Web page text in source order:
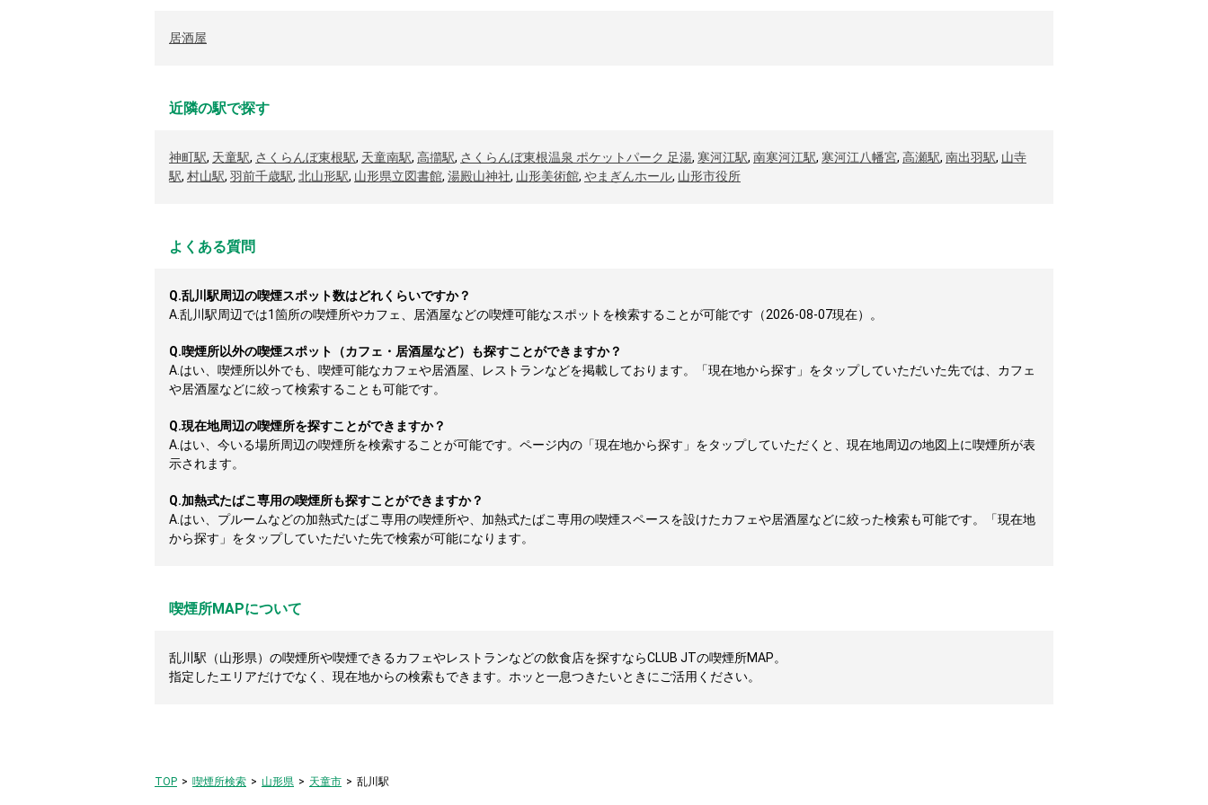
居酒屋
近隣の駅で探す
神町駅, 天童駅, さくらんぼ東根駅, 天童南駅, 高擶駅, さくらんぼ東根温泉 ポケットパーク 足湯, 寒河江駅, 南寒河江駅, 寒河江八幡宮, 高瀬駅, 南出羽駅, 山寺
駅, 村山駅, 羽前千歳駅, 北山形駅, 山形県立図書館, 湯殿山神社, 山形美術館, やまぎんホール, 山形市役所
よくある質問
Q.乱川駅周辺の喫煙スポット数はどれくらいですか？
A.乱川駅周辺では1箇所の喫煙所やカフェ、居酒屋などの喫煙可能なスポットを検索することが可能です（2026-08-07現在）。
Q.喫煙所以外の喫煙スポット（カフェ・居酒屋など）も探すことができますか？
A. はい、喫煙所以外でも、喫煙可能なカフェや居酒屋、レストランなどを掲載しております。「現在地から探す」をタップしていただいた先では、カフェ
や居酒屋などに絞って検索することも可能です。
Q.現在地周辺の喫煙所を探すことができますか？
A. はい、今いる場所周辺の喫煙所を検索することが可能です。ページ内の「現在地から探す」をタップしていただくと、現在地周辺の地図上に喫煙所が表
示されます。
Q.加熱式たばこ専用の喫煙所も探すことができますか？
A. はい、プルームなどの加熱式たばこ専用の喫煙所や、加熱式たばこ専用の喫煙スペースを設けたカフェや居酒屋などに絞った検索も可能です。「現在地
から探す」をタップしていただいた先で検索が可能になります。
喫煙所MAPについて
乱川駅（山形県）の喫煙所や喫煙できるカフェやレストランなどの飲食店を探すならCLUB JTの喫煙所MAP。
指定したエリアだけでなく、現在地からの検索もできます。ホッと一息つきたいときにご活用ください。
TOP 喫煙所検索 山形県 天童市 乱川駅